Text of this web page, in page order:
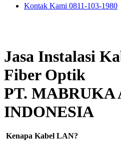
Kontak Kami 0811-103-1980
Jasa Instalasi
Fiber Optik
PT. MABRUKA
INDONESIA
Kenapa Kabel LAN?